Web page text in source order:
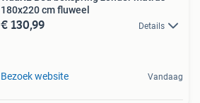
180x220 cm fluweel
€ 130,99 Details
Bezoek website Vandaag